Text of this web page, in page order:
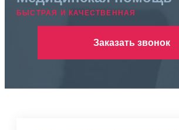
БЫСТРАЯ И КАЧЕСТВЕННАЯ
Заказать звонок